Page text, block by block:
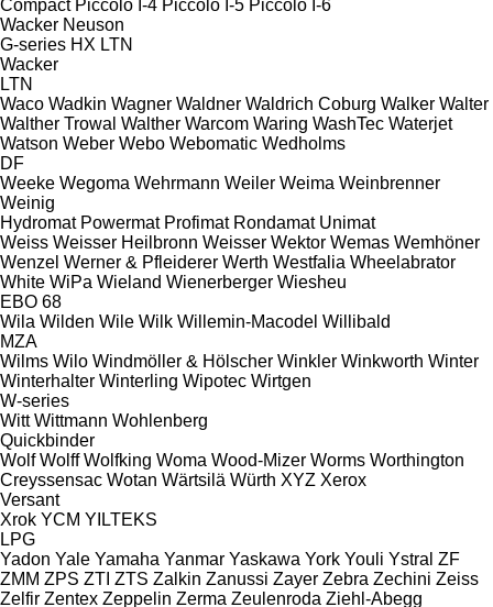
Compact Piccolo I-4 Piccolo I-5 Piccolo I-6
Wacker Neuson
G-series HX LTN
Wacker
LTN
Waco Wadkin Wagner Waldner Waldrich Coburg Walker Walter
Walther Trowal Walther Warcom Waring WashTec Waterjet
Watson Weber Webo Webomatic Wedholms
DF
Weeke Wegoma Wehrmann Weiler Weima Weinbrenner
Weinig
Hydromat Powermat Profimat Rondamat Unimat
Weiss Weisser Heilbronn Weisser Wektor Wemas Wemhöner
Wenzel Werner & Pfleiderer Werth Westfalia Wheelabrator
White WiPa Wieland Wienerberger Wiesheu
EBO 68
Wila Wilden Wile Wilk Willemin-Macodel Willibald
MZA
Wilms Wilo Windmöller & Hölscher Winkler Winkworth Winter
Winterhalter Winterling Wipotec Wirtgen
W-series
Witt Wittmann Wohlenberg
Quickbinder
Wolf Wolff Wolfking Woma Wood-Mizer Worms Worthington
Creyssensac Wotan Wärtsilä Würth XYZ Xerox
Versant
Xrok YCM YILTEKS
LPG
Yadon Yale Yamaha Yanmar Yaskawa York Youli Ystral ZF
ZMM ZPS ZTI ZTS Zalkin Zanussi Zayer Zebra Zechini Zeiss
Zelfir Zentex Zeppelin Zerma Zeulenroda Ziehl-Abegg